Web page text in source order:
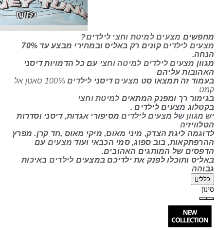
מחפשים מצעים למיטת וחצי לילדים?
מצעים לילדים קונים רק באליס
ובמחירי מבצע עד 70%
הנחה.
מגוון מצעים לילדים למיטה וחצי עם כל הדמויות דיסני
האהובות עליהם
בעמוד זה תמצאו סט מצעים דיסני לילדים
100% סאטן אל
קמט
בגימור רך ומפנקהמתאים למיטת וחצי
בקטלוג מצעים לילדים .
יש מגוון של מצעים לילדים מסיפורי אגדות, דיסני וסדרות
הטלוויזיה
לדוגמה ליגת הצדק, מיני מאוס, מיקי מאוס ,חד קרן. מפרץ
ההרפתקאות, בוב ספוג,סמי הכבאי ועוד מצעים עם
הדפסים של המותגים האהובים.
באליס ותוכלו לפנק את ילדיכם במצעים לילדים באיכות
גבוהה
כללי
סינון